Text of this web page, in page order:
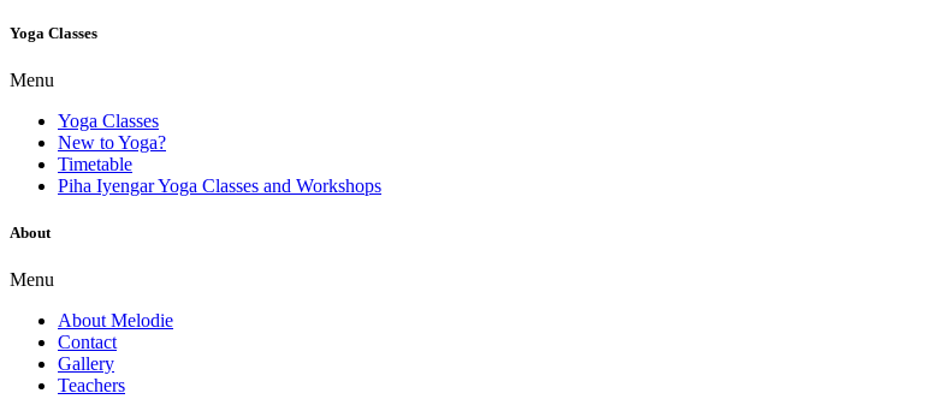
Yoga Classes
Menu
Yoga Classes
New to Yoga?
Timetable
Piha Iyengar Yoga Classes and Workshops
About
Menu
About Melodie
Contact
Gallery
Teachers